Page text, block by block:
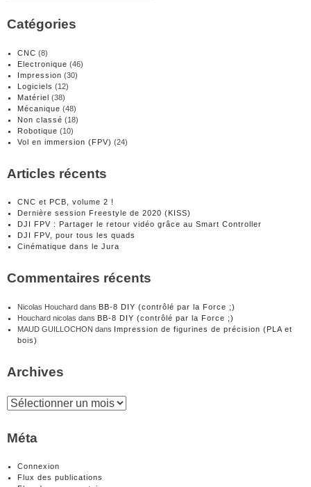
Catégories
CNC (8)
Electronique (46)
Impression (30)
Logiciels (12)
Matériel (38)
Mécanique (48)
Non classé (18)
Robotique (10)
Vol en immersion (FPV) (24)
Articles récents
CNC et PCB, volume 2 !
Dernière session Freestyle de 2020 (KISS)
DJI FPV : Partager le retour vidéo grâce au Smart Controller
DJI FPV, pour tous les quads
Cinématique dans le Jura
Commentaires récents
Nicolas Houchard dans BB-8 DIY (contrôlé par la Force ;)
Houchard nicolas dans BB-8 DIY (contrôlé par la Force ;)
MAUD GUILLOCHON dans Impression de figurines de précision (PLA et
bois)
Archives
Archives
Méta
Connexion
Flux des publications